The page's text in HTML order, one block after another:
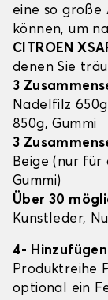
eine so große
können, um
CITROEN
denen Sie
3
Nadelfilz
850g, Gummi
3
Beige (nur für
Gummi)
Über 30
Kunstleder,
4-
Produktreihe
optional ein